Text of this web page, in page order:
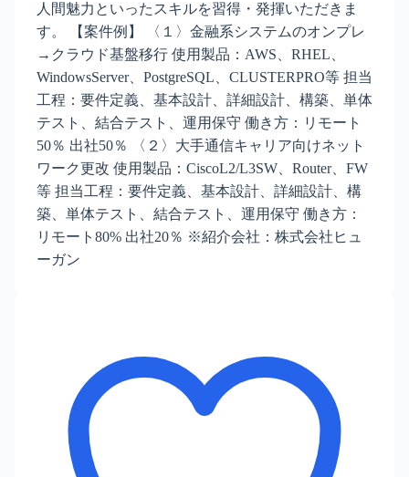
人間魅力といったスキルを習得・発揮いただきま
す。 【案件例】 〈１〉金融系システムのオンプレ
→クラウド基盤移行 使用製品：AWS、RHEL、
WindowsServer、PostgreSQL、CLUSTERPRO等 担当
工程：要件定義、基本設計、詳細設計、構築、単体
テスト、結合テスト、運用保守 働き方：リモート
50％ 出社50％ 〈２〉大手通信キャリア向けネット
ワーク更改 使用製品：CiscoL2/L3SW、Router、FW
等 担当工程：要件定義、基本設計、詳細設計、構
築、単体テスト、結合テスト、運用保守 働き方：
リモート80% 出社20％ ※紹介会社：株式会社ヒュ
ーガン